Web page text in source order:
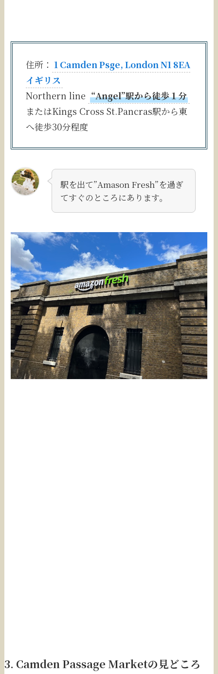
住所： 1 Camden Psge, London N1 8EA
イギリス
Northern line “Angel”駅から徒歩１分
またはKings Cross St.Pancras駅から東
へ徒歩30分程度
駅を出て”Amason Fresh”を過ぎ
てすぐのところにあります。
3. Camden Passage Marketの見どころ